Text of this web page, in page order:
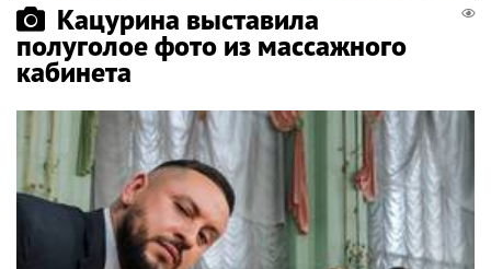
Кацурина выставила
полуголое фото из массажного
кабинета